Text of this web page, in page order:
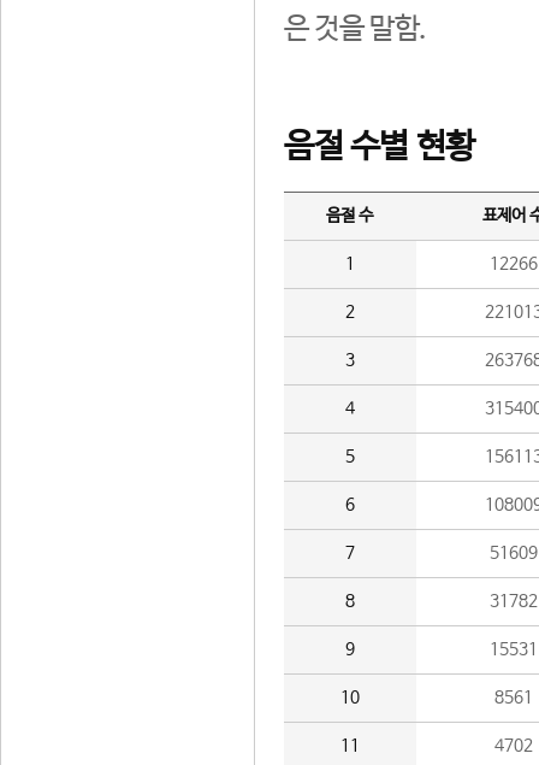
은 것을 말함.
음절 수별 현황
음절 수 표제어
1 12266
2
3
4
5
6
7 51609
8 31782
9 15531
10 8561
11 4702